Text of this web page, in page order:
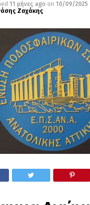
11 μήνες ago on 10/09/2025
Ζαχάκης